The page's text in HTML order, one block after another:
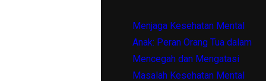
Menjaga Kesehatan Mental
Anak: Peran Orang Tua dalam
Mencegah dan Mengatasi
Masalah Kesehatan Mental